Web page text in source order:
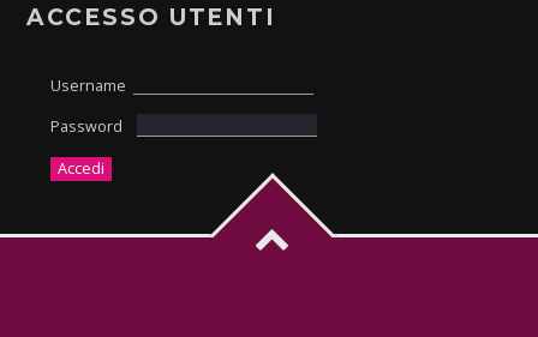
ACCESSO UTENTI
Username
Password